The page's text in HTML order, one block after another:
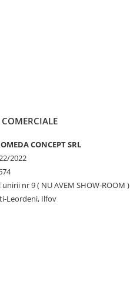
COMERCIALE
CONCEPT SRL
2022
unirii nr 9 ( NU AVEM SHOW-ROOM )
Leordeni, Ilfov